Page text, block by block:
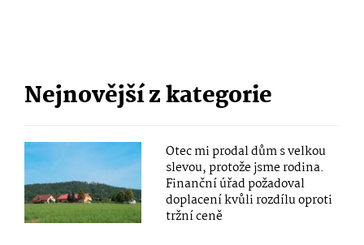
Nejnovější z kategorie
Otec mi prodal dům s velkou
slevou, protože jsme rodina.
Finanční úřad požadoval
doplacení kvůli rozdílu oproti
tržní ceně